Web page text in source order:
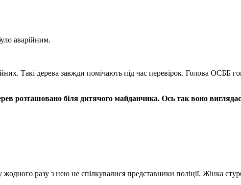
аварійним.
Такі дерева завжди помічають під час перевірок. Голова ОСББ
розташовано біля дитячого майданчика. Ось так воно
разу з нею не спілкувалися представники поліції. Жінка